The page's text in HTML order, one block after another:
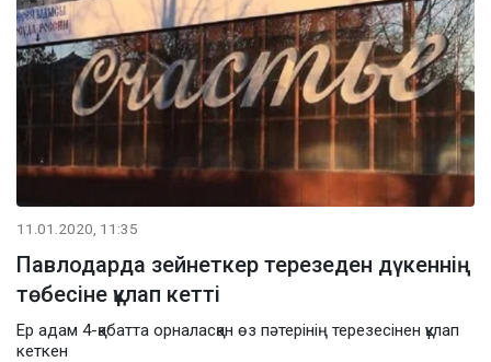
11.01.2020, 11:35
Павлодарда зейнеткер терезеден дүкеннің
төбесіне құлап кетті
Ер адам 4-қабатта орналасқан өз пәтерінің терезесінен құлап
кеткен